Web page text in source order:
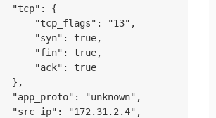
"tcp": {
"tcp_flags": "13",
"syn": true,
"fin": true,
"ack": true
},
"app_proto": "unknown",
"src_ip": "172.31.2.4",